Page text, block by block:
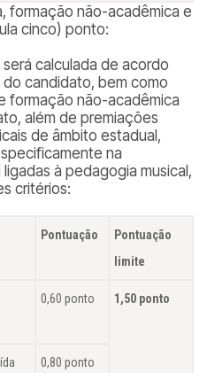
formação não-acadêmica e
cinco) ponto:
calculada de acordo
candidato, bem como
formação não-acadêmica
além de premiações
de âmbito estadual,
na
à pedagogia musical,
critérios:
Pontuação
Pontuação
limite
0,60 ponto 1,50 ponto
0,80 ponto